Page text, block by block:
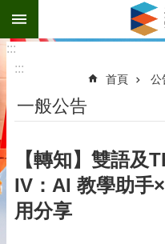
跳到主要內容區塊
:::
:::
首頁 公
一般公告
【轉知】雙語及
IV：AI 教學助手
用分享